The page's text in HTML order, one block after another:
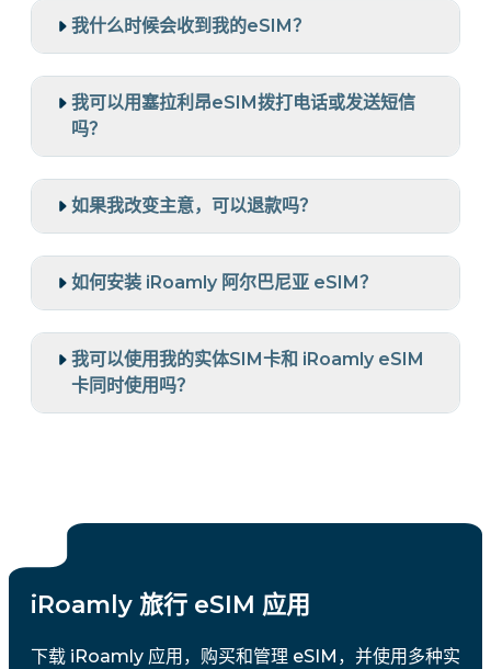
我什么时候会收到我的eSIM？
我可以用塞拉利昂eSIM拨打电话或发送短信
吗？
如果我改变主意，可以退款吗？
如何安装 iRoamly 阿尔巴尼亚 eSIM？
我可以使用我的实体SIM卡和 iRoamly eSIM
卡同时使用吗？
iRoamly 旅行 eSIM 应用
下载 iRoamly 应用，购买和管理 eSIM，并使用多种实